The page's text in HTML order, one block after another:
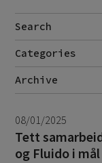
Search
Categories
Archive
September 2024
08/01/2025
Tett
og Fluido i